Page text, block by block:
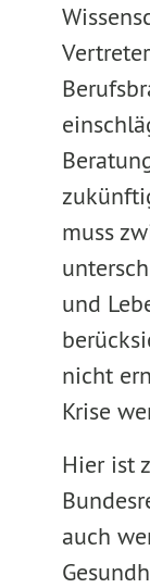
muss
und
nicht
Krise
Hier ist
auch